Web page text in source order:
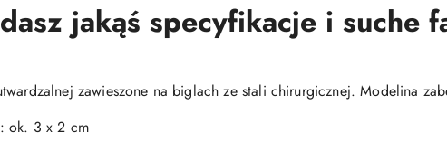
jakąś specyfikacje i suche
zawieszone na biglach ze stali chirurgicznej. Modelina
ok. 3 x 2 cm